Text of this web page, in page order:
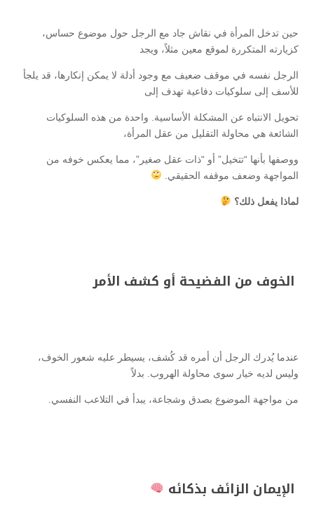
حين تدخل المرأة في نقاش جاد مع الرجل حول موضوع حساس،
كزيارته المتكررة لموقع معين مثلاً، ويجد
الرجل نفسه في موقف ضعيف مع وجود أدلة لا يمكن إنكارها، قد يلجأ
للأسف إلى سلوكيات دفاعية تهدف إلى
تحويل الانتباه عن المشكلة الأساسية. واحدة من هذه السلوكيات
الشائعة هي محاولة التقليل من عقل المرأة،
ووصفها بأنها “تتخيل” أو “ذات عقل صغير”، مما يعكس خوفه من
المواجهة وضعف موقفه الحقيقي.
لماذا يفعل ذلك؟
الخوف من الفضيحة أو كشف الأمر
عندما يُدرك الرجل أن أمره قد كُشف، يسيطر عليه شعور الخوف،
وليس لديه خيار سوى محاولة الهروب. بدلاً
من مواجهة الموضوع بصدق وشجاعة، يبدأ في التلاعب النفسي.
الإيمان الزائف بذكائه